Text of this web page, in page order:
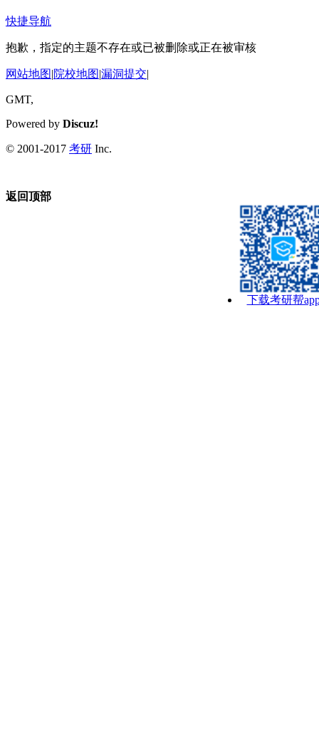
快捷导航
抱歉，指定的主题不存在或已被删除或正在被审核
网站地图|院校地图|漏洞提交|
GMT,
Powered by Discuz!
© 2001-2017 考研 Inc.
返回顶部
下载考研帮